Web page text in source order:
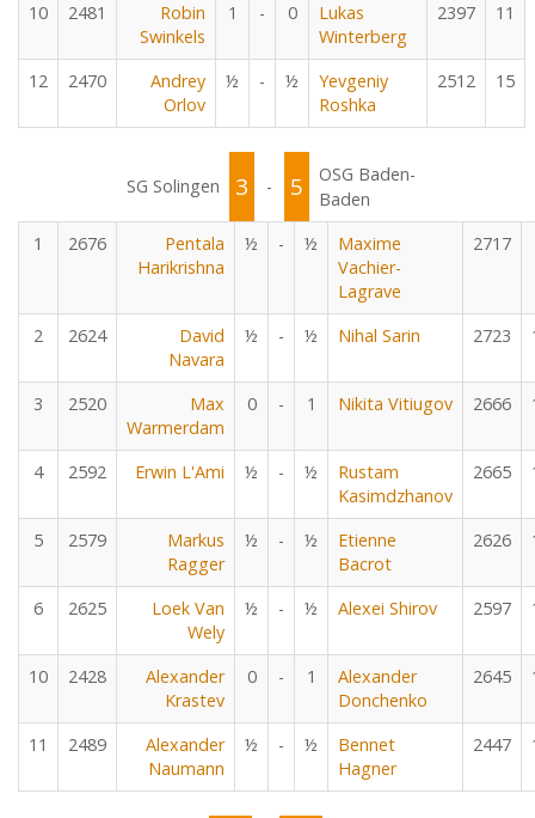
10 2481
Robin
Swinkels
1 - 0
Lukas
Winterberg
2397 11
12 2470
Andrey
Orlov
½ - ½
Yevgeniy
Roshka
2512 15
SG Solingen 3 - 5
OSG Baden-
Baden
1
2676
Pentala
Harikrishna
½ - ½
Maxime
Vachier-
Lagrave
2717
2 2624
David
Navara
½ - ½ Nihal Sarin 2723
3 2520
Max
Warmerdam
0 - 1 Nikita Vitiugov 2666
4 2592 Erwin L'Ami ½ - ½
Rustam
Kasimdzhanov
2665
5 2579
Markus
Ragger
½ - ½
Etienne
Bacrot
2626
6 2625
Loek Van
Wely
½ - ½ Alexei Shirov 2597
10 2428
Alexander
Krastev
0 - 1
Alexander
Donchenko
2645
11 2489
Alexander
Naumann
½ - ½
Bennet
Hagner
2447